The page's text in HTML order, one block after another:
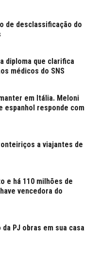
de desclassificação do
diploma que clarifica
médicos do SNS
em Itália. Meloni
espanhol responde com
a viajantes de
e há 110 milhões de
vencedora do
PJ obras em sua casa